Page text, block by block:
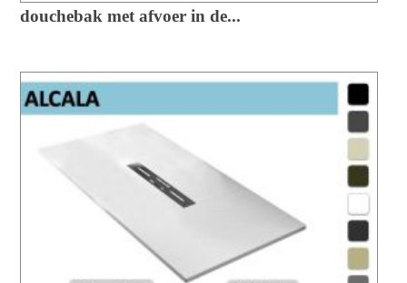
douchebak met afvoer in de...